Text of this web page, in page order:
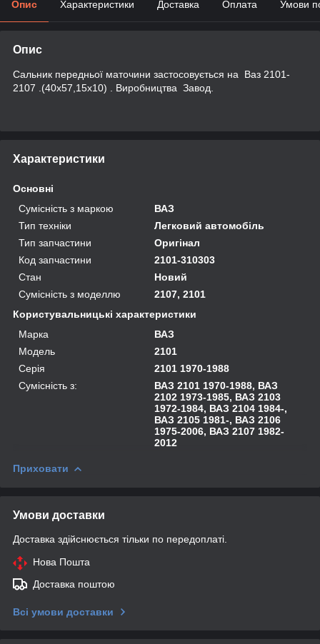
Опис Характеристики Доставка Оплата Умови
Опис
Сальник передньої маточини застосовується на Ваз 2101-
2107 .(40х57,15х10) . Виробництва Завод.
Характеристики
Основні
Сумісність з маркою
ВАЗ
Тип техніки
Легковий автомобіль
Тип запчастини
Оригінал
Код запчастини
2101-310303
Стан
Новий
Сумісність з моделлю
2107, 2101
Користувальницькі характеристики
Марка
ВАЗ
Модель
2101
Серія
2101 1970-1988
Сумісність з:
ВАЗ 2101 1970-1988, ВАЗ
2102 1973-1985, ВАЗ 2103
1972-1984, ВАЗ 2104 1984-,
ВАЗ 2105 1981-, ВАЗ 2106
1975-2006, ВАЗ 2107 1982-
2012
Приховати
Умови доставки
Доставка здійснюється тільки по передоплаті.
Нова Пошта
Доставка поштою
Всі умови доставки